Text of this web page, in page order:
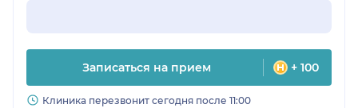
Записаться на прием + 100
Клиника перезвонит сегодня после 11:00